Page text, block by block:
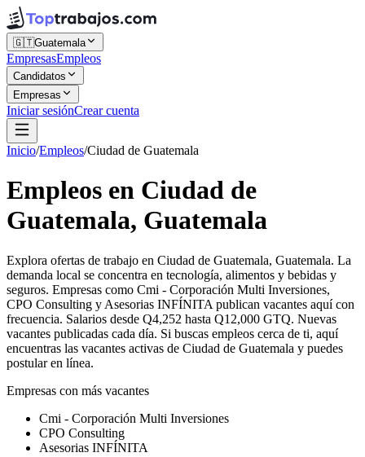
🇬🇹Guatemala
EmpresasEmpleos
Candidatos
Empresas
Iniciar sesiónCrear cuenta
Inicio/Empleos/Ciudad de Guatemala
Empleos en Ciudad de
Guatemala, Guatemala
Explora ofertas de trabajo en Ciudad de Guatemala, Guatemala. La
demanda local se concentra en tecnología, alimentos y bebidas y
seguros. Empresas como Cmi - Corporación Multi Inversiones,
CPO Consulting y Asesorias INFÍNITA publican vacantes aquí con
frecuencia. Salarios desde Q4,252 hasta Q12,000 GTQ. Nuevas
vacantes publicadas cada día. Si buscas empleos cerca de ti, aquí
encuentras las vacantes activas de Ciudad de Guatemala y puedes
postular en línea.
Empresas con más vacantes
Cmi - Corporación Multi Inversiones
CPO Consulting
Asesorias INFÍNITA